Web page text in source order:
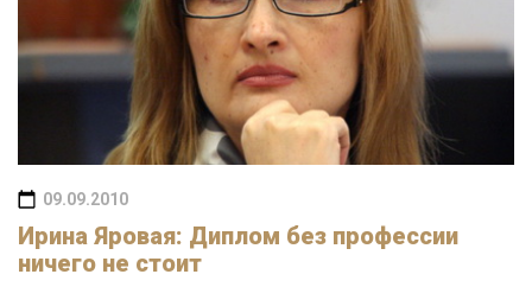
09.09.2010
Ирина Яровая: Диплом без профессии
ничего не стоит